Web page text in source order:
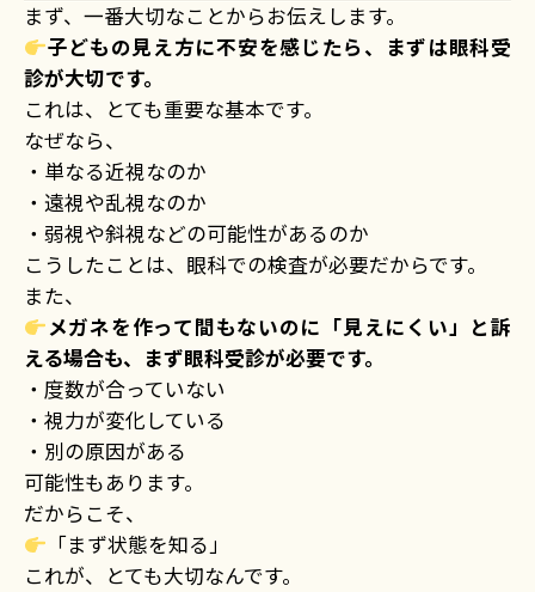
まず、一番大切なことからお伝えします。
子どもの見え方に不安を感じたら、まずは眼科受
診が大切です。
これは、とても重要な基本です。
なぜなら、
・単なる近視なのか
・遠視や乱視なのか
・弱視や斜視などの可能性があるのか
こうしたことは、眼科での検査が必要だからです。
また、
メガネを作って間もないのに「見えにくい」と訴
える場合も、まず眼科受診が必要です。
・度数が合っていない
・視力が変化している
・別の原因がある
可能性もあります。
だからこそ、
「まず状態を知る」
これが、とても大切なんです。